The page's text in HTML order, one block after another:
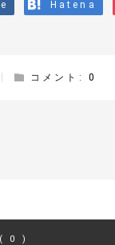
Hatena
コメント:0
( 0 )